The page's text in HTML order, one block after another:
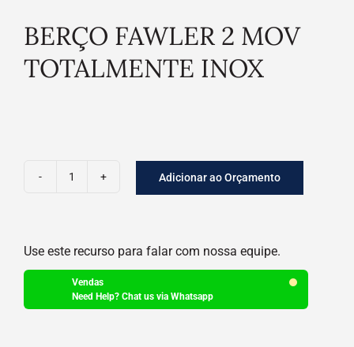
BERÇO FAWLER 2 MOV
TOTALMENTE INOX
MOV
TOTALMENTE
INOX
Adicionar ao Orçamento
Use este recurso para falar com nossa equipe.
Vendas
Need Help? Chat us via Whatsapp